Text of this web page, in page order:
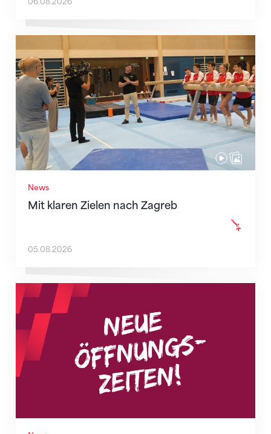
News
Mit klaren Zielen nach Zagreb
Mit klaren Zielen nach Zagreb
05.08.2026
Neue Empfangszeiten ab 1. August 2026